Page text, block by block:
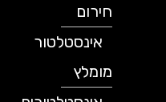
חירום
אינסטלטור
מומלץ